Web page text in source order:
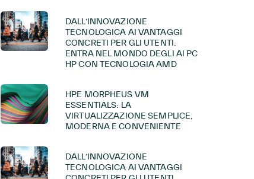
DALL’INNOVAZIONE
TECNOLOGICA AI VANTAGGI
CONCRETI PER GLI UTENTI.
ENTRA NEL MONDO DEGLI AI PC
HP CON TECNOLOGIA AMD
HPE MORPHEUS VM
ESSENTIALS: LA
VIRTUALIZZAZIONE SEMPLICE,
MODERNA E CONVENIENTE
DALL’INNOVAZIONE
TECNOLOGICA AI VANTAGGI